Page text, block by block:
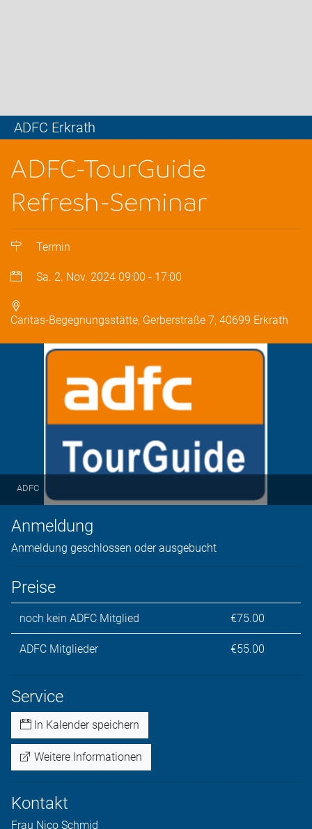
ADFC Erkrath
ADFC-TourGuide
Refresh-Seminar
Termin
Sa. 2. Nov. 2024 09:00 - 17:00
Caritas-Begegnungsstätte, Gerberstraße 7, 40699 Erkrath
ADFC
Anmeldung
Anmeldung geschlossen oder ausgebucht
Preise
noch kein ADFC Mitglied €75.00
ADFC Mitglieder €55.00
Service
In Kalender speichern
Weitere Informationen
Kontakt
Frau Nico Schmid